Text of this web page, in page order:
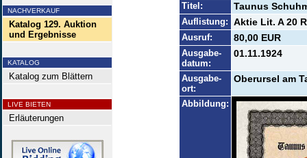
NACHVERKAUF
Katalog 129. Auktion
und Ergebnisse
KATALOG
Katalog zum Blättern
LIVE BIETEN
Erläuterungen
Titel: Taunus
Auflistung: Aktie Lit. A 20
Ausruf: 80,00 EUR
Ausgabe-
datum:
01.11.1924
Ausgabe-
ort:
Oberursel am
Abbildung: